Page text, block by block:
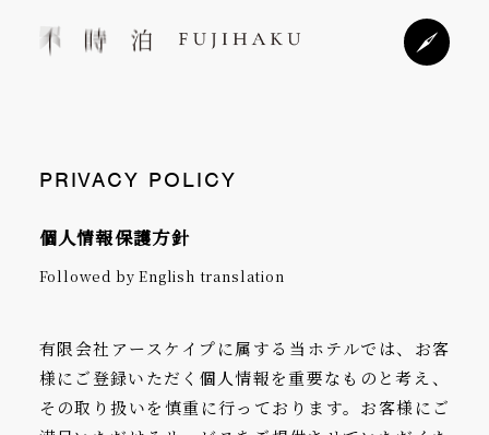
PRIVACY POLICY
個人情報保護方針
Followed by English translation
有限会社アースケイプに属する当ホテルでは、お客
様にご登録いただく個人情報を重要なものと考え、
その取り扱いを慎重に行っております。お客様にご